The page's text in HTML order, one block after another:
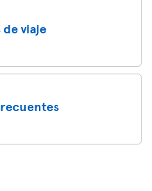
viaje